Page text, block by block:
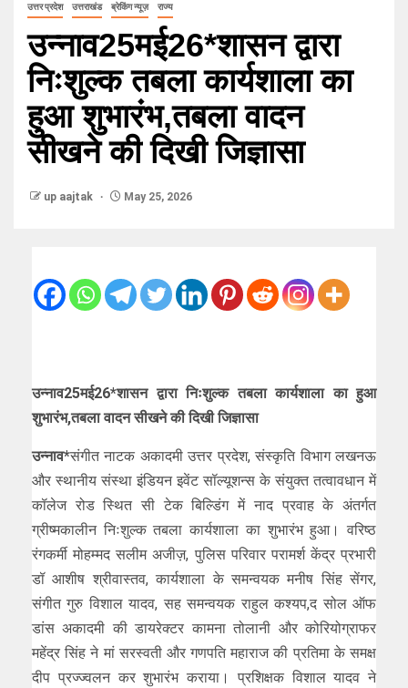
उत्तर प्रदेश उत्तराखंड ब्रेकिंग न्यूज़ राज्य
उन्नाव25मई26*शासन द्वारा
निःशुल्क तबला कार्यशाला का
हुआ शुभारंभ,तबला वादन
सीखने की दिखी जिज्ञासा
up aajtak May 25, 2026
उन्नाव25मई26*शासन द्वारा निःशुल्क तबला कार्यशाला का हुआ
शुभारंभ,तबला वादन सीखने की दिखी जिज्ञासा
उन्नाव*संगीत नाटक अकादमी उत्तर प्रदेश, संस्कृति विभाग लखनऊ
और स्थानीय संस्था इंडियन इवेंट सॉल्यूशन्स के संयुक्त तत्वावधान में
कॉलेज रोड स्थित सी टेक बिल्डिंग में नाद प्रवाह के अंतर्गत
ग्रीष्मकालीन निःशुल्क तबला कार्यशाला का शुभारंभ हुआ। वरिष्ठ
रंगकर्मी मोहम्मद सलीम अजीज़, पुलिस परिवार परामर्श केंद्र प्रभारी
डॉ आशीष श्रीवास्तव, कार्यशाला के समन्वयक मनीष सिंह सेंगर,
संगीत गुरु विशाल यादव, सह समन्वयक राहुल कश्यप,द सोल ऑफ
डांस अकादमी की डायरेक्टर कामना तोलानी और कोरियोग्राफर
महेंद्र सिंह ने मां सरस्वती और गणपति महाराज की प्रतिमा के समक्ष
दीप प्रज्ज्वलन कर शुभारंभ कराया। प्रशिक्षक विशाल यादव ने